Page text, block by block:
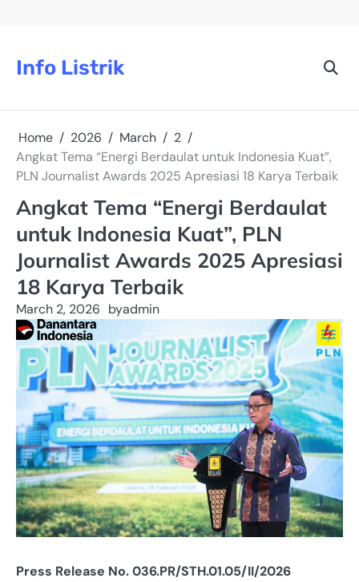
Info Listrik
Home 2026 March
2
Angkat Tema “Energi Berdaulat untuk Indonesia Kuat”,
PLN Journalist Awards 2025 Apresiasi 18 Karya Terbaik
Angkat Tema “Energi Berdaulat
untuk Indonesia Kuat”, PLN
Journalist Awards 2025 Apresiasi
18 Karya Terbaik
March 2, 2026 byadmin
Press Release No. 036.PR/STH.01.05/II/2026